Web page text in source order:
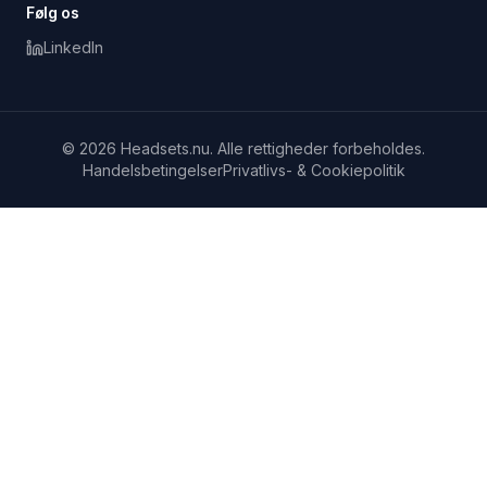
Følg os
LinkedIn
© 2026 Headsets.nu. Alle rettigheder forbeholdes.
HandelsbetingelserPrivatlivs- & Cookiepolitik